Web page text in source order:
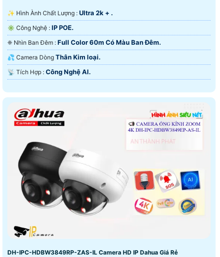
✨ Hình Ành Chất Lượng : Ultra 2k + .
✳️ Công Nghệ : IP POE.
❈ Nhìn Ban Đêm : Full Color 60m Có Màu Ban Ðêm.
💦 Camera Dòng Thân Kim loại.
️📡 Tích Hợp : Công Nghệ AI.
DH-IPC-HDBW3849RP-ZAS-IL Camera HD IP Dahua Giá Rẻ